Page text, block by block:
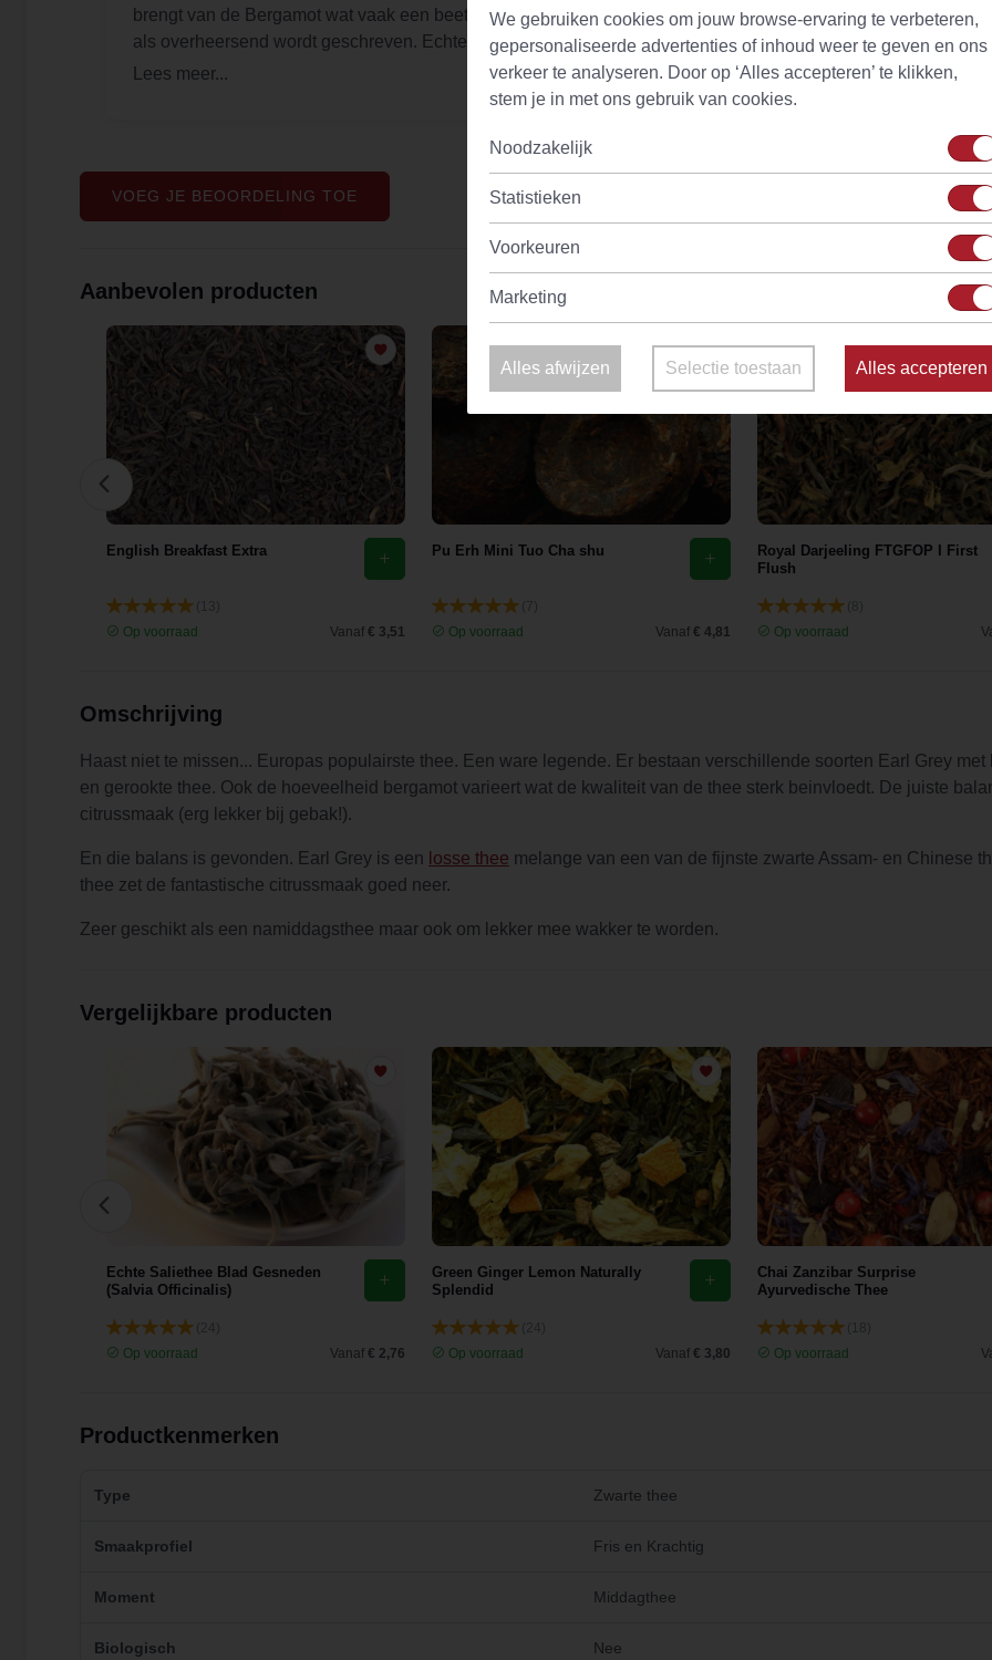
brengt van de Bergamot wat vaak een beetje
als overheersend wordt geschreven. Echter
heeft deze Earl Grey Superiour de zelfde
smaak minus de hardere nasmaak. Het is een
VOEG JE BEOORDELING TOE
Aanbevolen producten
English Breakfast Extra
Op voorraad
Vanaf € 3,51
Pu Erh Mini Tuo Cha shu
Op voorraad
Vanaf € 4,81
Royal Darjeeling FTGFOP I First
Flush
Op voorraad
Omschrijving
Haast niet te missen... Europas populairste thee. Een ware legende. Er bestaan verschillende soorten Earl Grey
en gerookte thee. Ook de hoeveelheid bergamot varieert wat de kwaliteit van de thee sterk beinvloedt. De juiste
citrussmaak (erg lekker bij gebak!).
En die balans is gevonden. Earl Grey is een losse thee melange van een van de fijnste zwarte Assam- en Chinese
thee zet de fantastische citrussmaak goed neer.
Zeer geschikt als een namiddagsthee maar ook om lekker mee wakker te worden.
Vergelijkbare producten
Echte Saliethee Blad Gesneden
(Salvia Officinalis)
Op voorraad
Vanaf € 2,76
Green Ginger Lemon Naturally
Splendid
Op voorraad
Vanaf € 3,80
Chai Zanzibar Surprise
Ayurvedische Thee
Op voorraad
Productkenmerken
Type Zwarte thee
Smaakprofiel Fris en Krachtig
Moment Middagthee
Biologisch Nee
We gebruiken cookies om jouw browse-ervaring te verbeteren,
gepersonaliseerde advertenties of inhoud weer te geven en ons
verkeer te analyseren. Door op ‘Alles accepteren’ te klikken,
stem je in met ons gebruik van cookies.
Noodzakelijk
Statistieken
Voorkeuren
Marketing
Alles afwijzen Selectie toestaan Alles accepteren